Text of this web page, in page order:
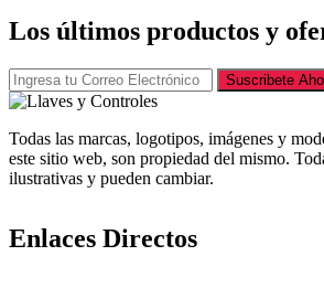
Los últimos productos y
Suscribete
Todas las marcas, logotipos, imágenes y
este sitio web, son propiedad del mismo.
ilustrativas y pueden cambiar.
Enlaces Directos